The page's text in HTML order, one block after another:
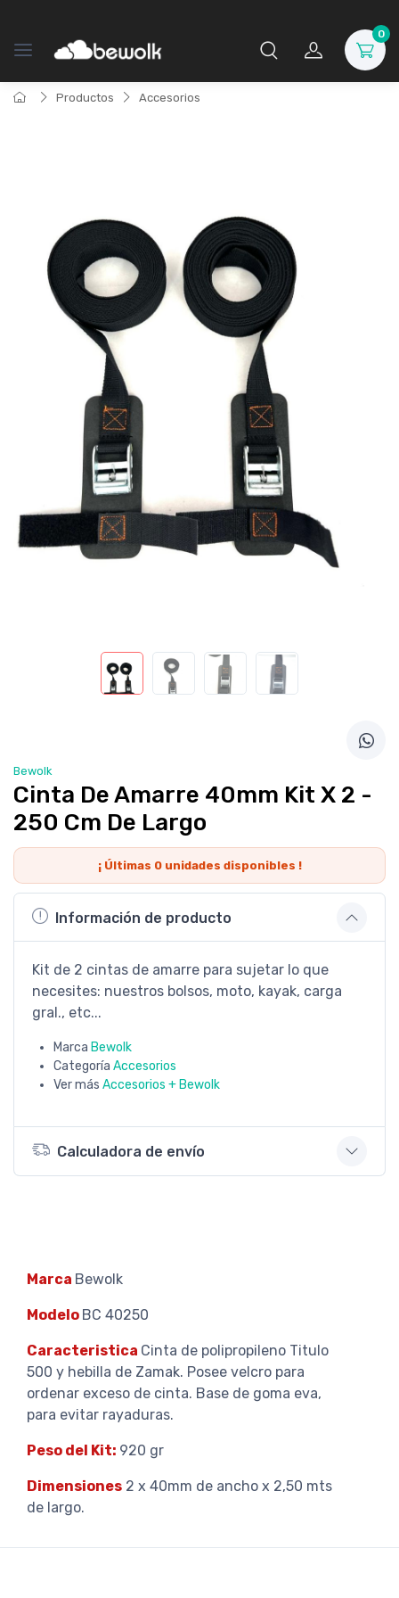
0
Productos Accesorios
Bewolk
Cinta De Amarre 40mm Kit X 2 -
250 Cm De Largo
¡ Últimas 0unidades disponibles !
Información de producto
Kit de 2 cintas de amarre para sujetar lo que
necesites: nuestros bolsos, moto, kayak, carga
gral., etc...
Marca Bewolk
Categoría Accesorios
Ver más Accesorios + Bewolk
Calculadora de envío
Marca Bewolk
Modelo BC 40250
Caracteristica Cinta de polipropileno Titulo
500 y hebilla de Zamak. Posee velcro para
ordenar exceso de cinta. Base de goma eva,
para evitar rayaduras.
Peso del Kit: 920 gr
Dimensiones 2 x 40mm de ancho x 2,50 mts
de largo.